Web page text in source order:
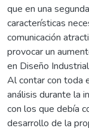
que en una
características
comunicación
provocar un
en Diseño
Al contar con toda
análisis durante la
con los que debía
desarrollo de la